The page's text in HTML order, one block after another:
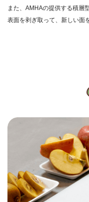
また、AMHAの提供する積層
表面を剥ぎ取って、新しい面